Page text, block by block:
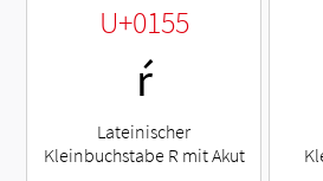
U+0155
ŕ
Lateinischer
Kleinbuchstabe R mit Akut